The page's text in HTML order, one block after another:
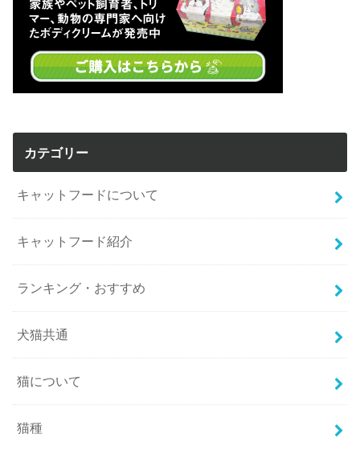
カテゴリー
キャットフードについて
キャットフード紹介
ランキング・おすすめ
犬猫共通
猫について
猫種